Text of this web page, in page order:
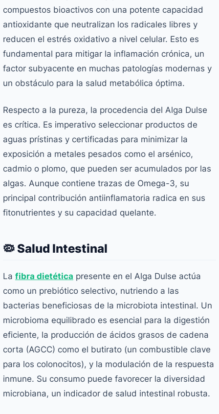
compuestos bioactivos con una potente capacidad
antioxidante que neutralizan los radicales libres y
reducen el estrés oxidativo a nivel celular. Esto es
fundamental para mitigar la inflamación crónica, un
factor subyacente en muchas patologías modernas y
un obstáculo para la salud metabólica óptima.
Respecto a la pureza, la procedencia del Alga Dulse
es crítica. Es imperativo seleccionar productos de
aguas prístinas y certificadas para minimizar la
exposición a metales pesados como el arsénico,
cadmio o plomo, que pueden ser acumulados por las
algas. Aunque contiene trazas de Omega-3, su
principal contribución antiinflamatoria radica en sus
fitonutrientes y su capacidad quelante.
🦠 Salud Intestinal
La fibra dietética presente en el Alga Dulse actúa
como un prebiótico selectivo, nutriendo a las
bacterias beneficiosas de la microbiota intestinal. Un
microbioma equilibrado es esencial para la digestión
eficiente, la producción de ácidos grasos de cadena
corta (AGCC) como el butirato (un combustible clave
para los colonocitos), y la modulación de la respuesta
inmune. Su consumo puede favorecer la diversidad
microbiana, un indicador de salud intestinal robusta.